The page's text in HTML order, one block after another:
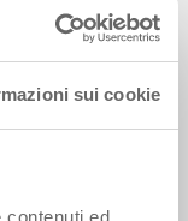
sui cookie
contenuti ed